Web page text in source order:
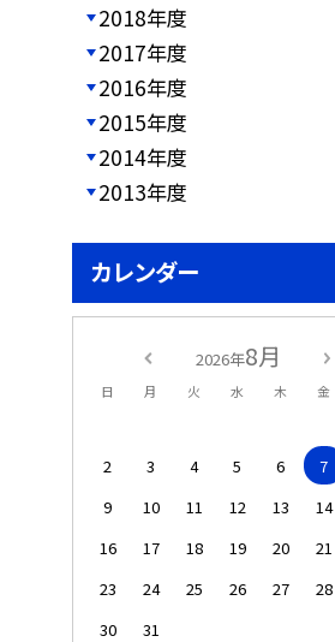
2018年度
2017年度
2016年度
2015年度
2014年度
2013年度
カレンダー
2026年8月
日 月 火 水 木 金
2
3 4 5 6 7
9
10 11 12 13 14
16
17 18 19 20 21
23
24 25 26 27 28
30
31